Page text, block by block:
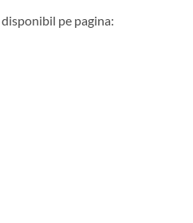
disponibil pe pagina: